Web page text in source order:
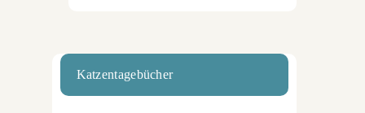
Katzentagebücher